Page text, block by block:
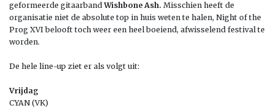
geformeerde gitaarbandWishbone Ash. Misschien heeft de
organisatie niet de absolute top in huis weten te halen, Night of the
Prog XVI belooft toch weer een heel boeiend, afwisselend festival te
worden.
De hele line-up ziet er als volgt uit:
Vrijdag
CYAN (VK)